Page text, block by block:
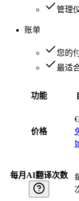
管理
账单
您的
最适
功能
价格
€
每月AI翻译次数